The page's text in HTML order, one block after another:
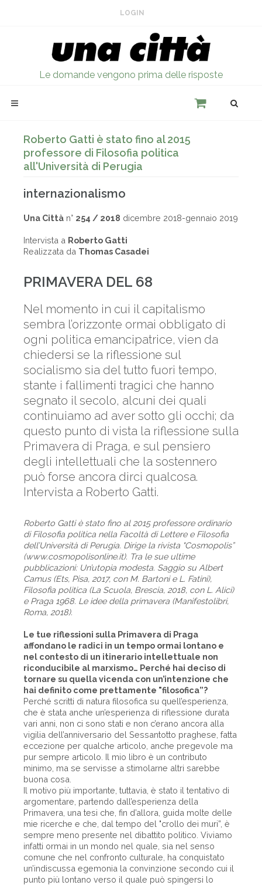
LOGIN
Le domande vengono prima delle risposte
Roberto Gatti è stato fino al 2015
professore di Filosofia politica
all'Università di Perugia
internazionalismo
Una Città n° 254 / 2018 dicembre 2018-gennaio 2019
Intervista a Roberto Gatti
Realizzata da Thomas Casadei
PRIMAVERA DEL 68
Nel momento in cui il capitalismo
sembra l’orizzonte ormai obbligato di
ogni politica emancipatrice, vien da
chiedersi se la riflessione sul
socialismo sia del tutto fuori tempo,
stante i fallimenti tragici che hanno
segnato il secolo, alcuni dei quali
continuiamo ad aver sotto gli occhi; da
questo punto di vista la riflessione sulla
Primavera di Praga, e sul pensiero
degli intellettuali che la sostennero
può forse ancora dirci qualcosa.
Intervista a Roberto Gatti.
Roberto Gatti è stato fino al 2015 professore ordinario
di Filosofia politica nella Facoltà di Lettere e Filosofia
dell’Università di Perugia. Dirige la rivista "Cosmopolis”
(www.cosmopolisonline.it). Tra le sue ultime
pubblicazioni: Un’utopia modesta. Saggio su Albert
Camus (Ets, Pisa, 2017, con M. Bartoni e L. Fatini),
Filosofia politica (La Scuola, Brescia, 2018, con L. Alici)
e Praga 1968. Le idee della primavera (Manifestolibri,
Roma, 2018).
Le tue riflessioni sulla Primavera di Praga
affondano le radici in un tempo ormai lontano e
nel contesto di un itinerario intellettuale non
riconducibile al marxismo… Perché hai deciso di
tornare su quella vicenda con un’intenzione che
hai definito come prettamente "filosofica”?
Perché scritti di natura filosofica su quell’esperienza,
che è stata anche un’esperienza di riflessione durata
vari anni, non ci sono stati e non c’erano ancora alla
vigilia dell’anniversario del Sessantotto praghese, fatta
eccezione per qualche articolo, anche pregevole ma
pur sempre articolo. Il mio libro è un contributo
minimo, ma se servisse a stimolarne altri sarebbe
buona cosa.
Il motivo più importante, tuttavia, è stato il tentativo di
argomentare, partendo dall’esperienza della
Primavera, una tesi che, fin d’allora, guida molte delle
mie ricerche e che, dal tempo del "crollo dei muri”, è
sempre meno presente nel dibattito politico. Viviamo
infatti ormai in un mondo nel quale, sia nel senso
comune che nel confronto culturale, ha conquistato
un’indiscussa egemonia la convinzione secondo cui il
punto più lontano verso il quale può spingersi lo